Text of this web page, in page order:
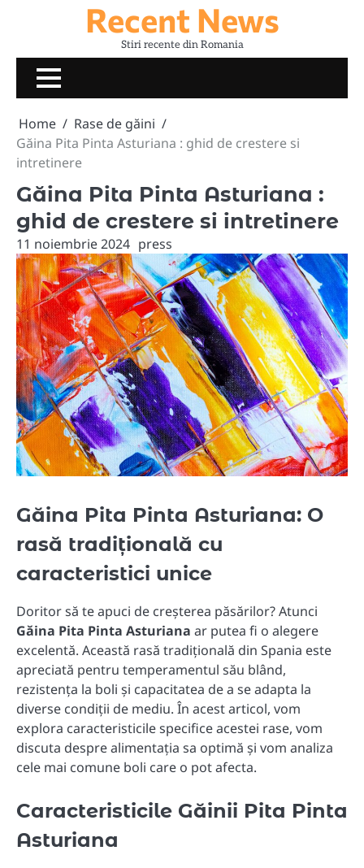
Recent News
Stiri recente din Romania
Home
Rase de găini
Găina Pita Pinta Asturiana : ghid de crestere si
intretinere
Găina Pita Pinta Asturiana :
ghid de crestere si intretinere
11 noiembrie 2024 press
Găina Pita Pinta Asturiana: O
rasă tradițională cu
caracteristici unice
Doritor să te apuci de creșterea păsărilor? Atunci
Găina Pita Pinta Asturiana ar putea fi o alegere
excelentă. Această rasă tradițională din Spania este
apreciată pentru temperamentul său blând,
rezistența la boli și capacitatea de a se adapta la
diverse condiții de mediu. În acest articol, vom
explora caracteristicile specifice acestei rase, vom
discuta despre alimentația sa optimă și vom analiza
cele mai comune boli care o pot afecta.
Caracteristicile Găinii Pita Pinta
Asturiana